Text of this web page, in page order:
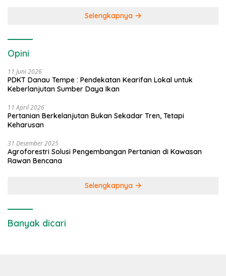
Selengkapnya
Opini
11 Juni 2026
PDKT Danau Tempe : Pendekatan Kearifan Lokal untuk
Keberlanjutan Sumber Daya Ikan
11 April 2026
Pertanian Berkelanjutan Bukan Sekadar Tren, Tetapi
Keharusan
31 Desember 2025
Agroforestri Solusi Pengembangan Pertanian di Kawasan
Rawan Bencana
Selengkapnya
Banyak dicari